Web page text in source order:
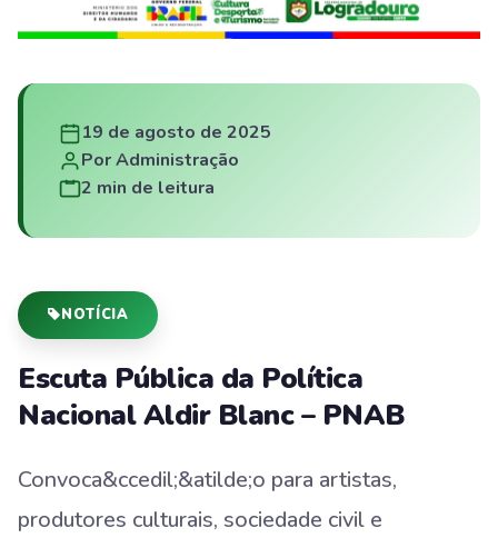
19 de agosto de 2025
Por Administração
2 min de leitura
NOTÍCIA
Escuta Pública da Política
Nacional Aldir Blanc – PNAB
Convoca&ccedil;&atilde;o para artistas,
produtores culturais, sociedade civil e